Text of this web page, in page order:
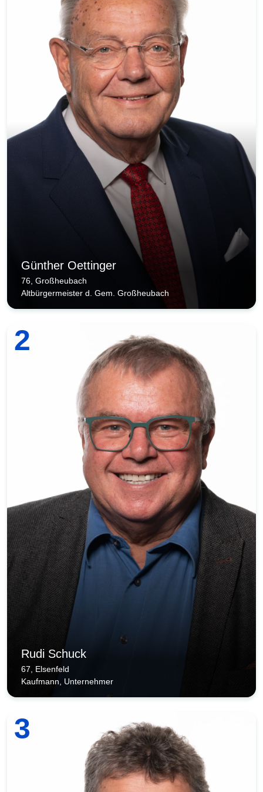
Günther Oettinger
76, Großheubach
Altbürgermeister d. Gem. Großheubach
2
Rudi Schuck
67, Elsenfeld
Kaufmann, Unternehmer
3